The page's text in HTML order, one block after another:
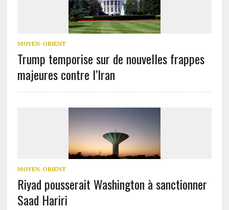
MOYEN-ORIENT
Trump temporise sur de nouvelles frappes
majeures contre l’Iran
MOYEN-ORIENT
Riyad pousserait Washington à sanctionner
Saad Hariri